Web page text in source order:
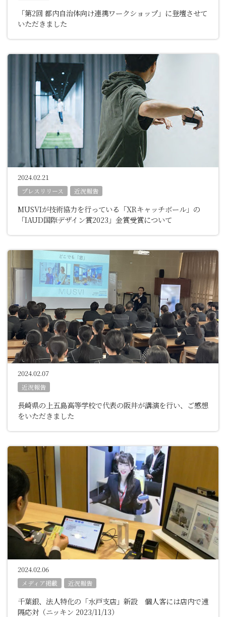
「第2回 都内自治体向け連携ワークショップ」に登壇させて
いただきました
2024.02.21
プレスリリース 近況報告
MUSVIが技術協力を行っている「XRキャッチボール」の
「IAUD国際デザイン賞2023」金賞受賞について
2024.02.07
近況報告
長崎県の上五島高等学校で代表の阪井が講演を行い、ご感想
をいただきました
2024.02.06
メディア掲載 近況報告
千葉銀、法人特化の「水戸支店」新設 個人客には店内で遠
隔応対（ニッキン 2023/11/13）